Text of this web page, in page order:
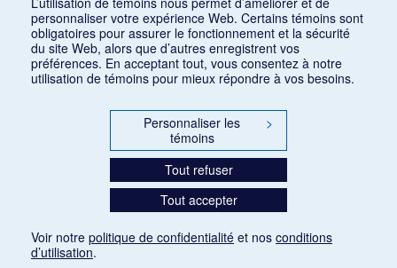
personnaliser votre expérience Web. Certains témoins sont
obligatoires pour assurer le fonctionnement et la sécurité
du site Web, alors que d’autres enregistrent vos
préférences. En acceptant tout, vous consentez à notre
utilisation de témoins pour mieux répondre à vos besoins.
Personnaliser les
témoins
>
Tout refuser
Tout accepter
Voir notre politique de confidentialité et nos conditions
d’utilisation.